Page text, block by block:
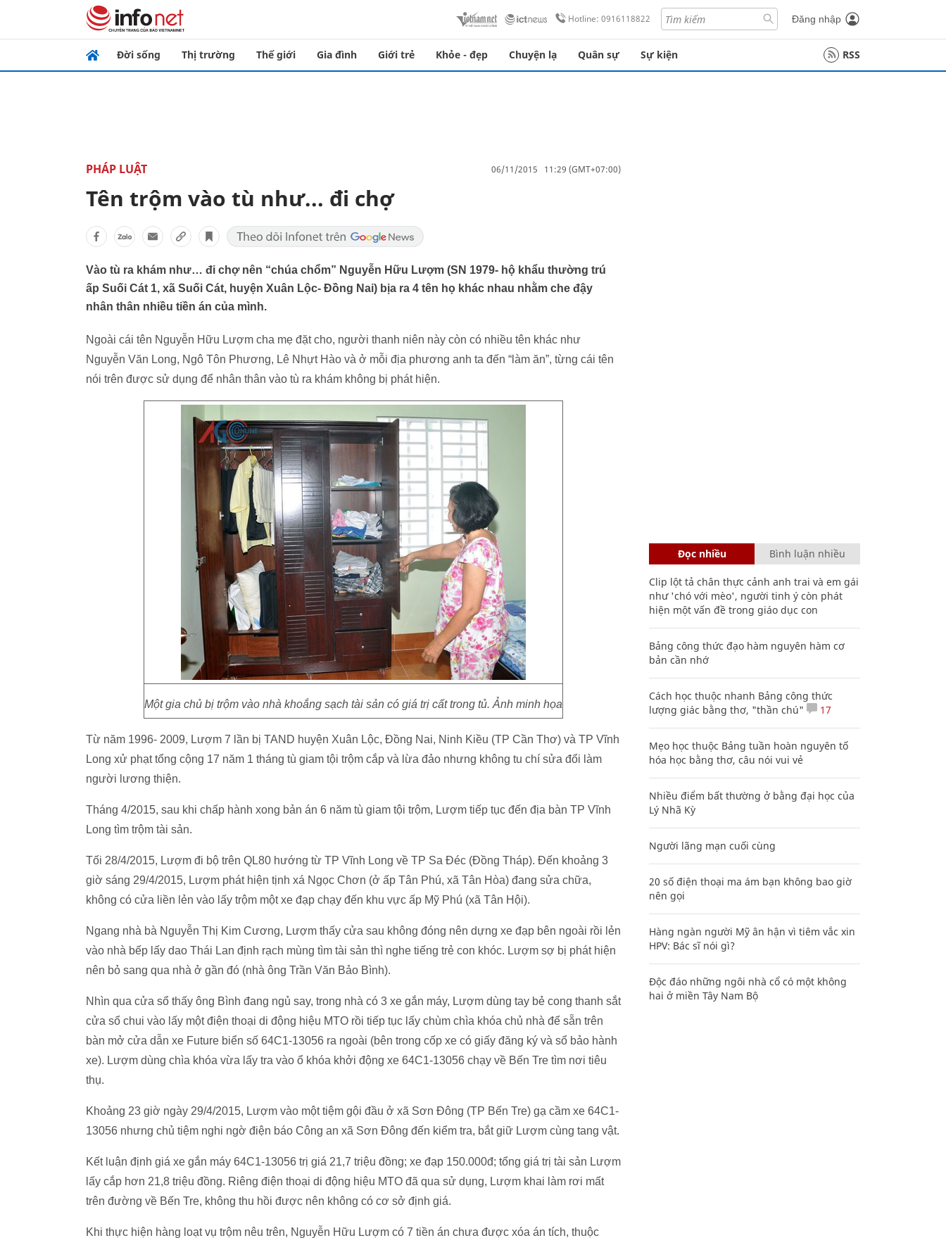
Hotline: 0916118822 Đăng nhập
Đời sống Thị trường Thế giới Gia đình Giới trẻ Khỏe - đẹp Chuyện lạ Quân sự Sự kiện RSS
PHÁP LUẬT 06/11/2015 11:29 (GMT+07:00)
Tên trộm vào tù như... đi chợ
Vào tù ra khám như… đi chợ nên “chúa chổm” Nguyễn Hữu Lượm (SN 1979- hộ khẩu thường trú
ấp Suối Cát 1, xã Suối Cát, huyện Xuân Lộc- Đồng Nai) bịa ra 4 tên họ khác nhau nhằm che đậy
nhân thân nhiều tiền án của mình.
Ngoài cái tên Nguyễn Hữu Lượm cha mẹ đặt cho, người thanh niên này còn có nhiều tên khác như
Nguyễn Văn Long, Ngô Tôn Phương, Lê Nhựt Hào và ở mỗi địa phương anh ta đến “làm ăn”, từng cái tên
nói trên được sử dụng để nhân thân vào tù ra khám không bị phát hiện.
Một gia chủ bị trộm vào nhà khoắng sạch tài sản có giá trị cất trong tủ. Ảnh minh họa
Từ năm 1996- 2009, Lượm 7 lần bị TAND huyện Xuân Lộc, Đồng Nai, Ninh Kiều (TP Cần Thơ) và TP Vĩnh
Long xử phạt tổng cộng 17 năm 1 tháng tù giam tội trộm cắp và lừa đảo nhưng không tu chí sửa đổi làm
người lương thiện.
Tháng 4/2015, sau khi chấp hành xong bản án 6 năm tù giam tội trộm, Lượm tiếp tục đến địa bàn TP Vĩnh
Long tìm trộm tài sản.
Tối 28/4/2015, Lượm đi bộ trên QL80 hướng từ TP Vĩnh Long về TP Sa Đéc (Đồng Tháp). Đến khoảng 3
giờ sáng 29/4/2015, Lượm phát hiện tịnh xá Ngọc Chơn (ở ấp Tân Phú, xã Tân Hòa) đang sửa chữa,
không có cửa liền lẻn vào lấy trộm một xe đạp chạy đến khu vực ấp Mỹ Phú (xã Tân Hội).
Ngang nhà bà Nguyễn Thị Kim Cương, Lượm thấy cửa sau không đóng nên dựng xe đạp bên ngoài rồi lẻn
vào nhà bếp lấy dao Thái Lan định rạch mùng tìm tài sản thì nghe tiếng trẻ con khóc. Lượm sợ bị phát hiện
nên bỏ sang qua nhà ở gần đó (nhà ông Trần Văn Bảo Bình).
Nhìn qua cửa sổ thấy ông Bình đang ngủ say, trong nhà có 3 xe gắn máy, Lượm dùng tay bẻ cong thanh sắt
cửa sổ chui vào lấy một điện thoại di động hiệu MTO rồi tiếp tục lấy chùm chìa khóa chủ nhà để sẵn trên
bàn mở cửa dẫn xe Future biển số 64C1-13056 ra ngoài (bên trong cốp xe có giấy đăng ký và sổ bảo hành
xe). Lượm dùng chìa khóa vừa lấy tra vào ổ khóa khởi động xe 64C1-13056 chạy về Bến Tre tìm nơi tiêu
thụ.
Khoảng 23 giờ ngày 29/4/2015, Lượm vào một tiệm gội đầu ở xã Sơn Đông (TP Bến Tre) gạ cầm xe 64C1-
13056 nhưng chủ tiệm nghi ngờ điện báo Công an xã Sơn Đông đến kiểm tra, bắt giữ Lượm cùng tang vật.
Kết luận định giá xe gắn máy 64C1-13056 trị giá 21,7 triệu đồng; xe đạp 150.000đ; tổng giá trị tài sản Lượm
lấy cắp hơn 21,8 triệu đồng. Riêng điện thoại di động hiệu MTO đã qua sử dụng, Lượm khai làm rơi mất
trên đường về Bến Tre, không thu hồi được nên không có cơ sở định giá.
Khi thực hiện hàng loạt vụ trộm nêu trên, Nguyễn Hữu Lượm có 7 tiền án chưa được xóa án tích, thuộc
Đọc nhiều Bình luận nhiều
Clip lột tả chân thực cảnh anh trai và em gái
như 'chó với mèo', người tinh ý còn phát
hiện một vấn đề trong giáo dục con
Bảng công thức đạo hàm nguyên hàm cơ
bản cần nhớ
Cách học thuộc nhanh Bảng công thức
lượng giác bằng thơ, "thần chú"
17
Mẹo học thuộc Bảng tuần hoàn nguyên tố
hóa học bằng thơ, câu nói vui vẻ
Nhiều điểm bất thường ở bằng đại học của
Lý Nhã Kỳ
Người lãng mạn cuối cùng
20 số điện thoại ma ám bạn không bao giờ
nên gọi
Hàng ngàn người Mỹ ân hận vì tiêm vắc xin
HPV: Bác sĩ nói gì?
Độc đáo những ngôi nhà cổ có một không
hai ở miền Tây Nam Bộ